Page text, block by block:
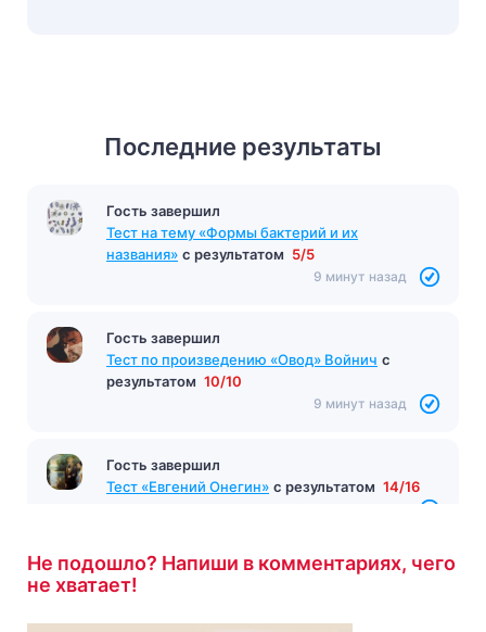
Последние результаты
Гость завершил
Тест на тему «Формы бактерий и их
названия» с результатом 5/5
9 минут назад
Гость завершил
Тест по произведению «Овод» Войнич с
результатом 10/10
9 минут назад
Гость завершил
Тест «Евгений Онегин» с результатом 14/16
Не подошло? Напиши в комментариях, чего
не хватает!